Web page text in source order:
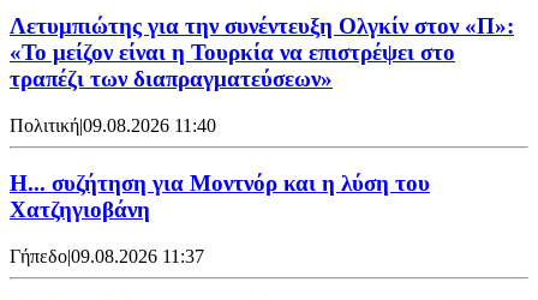
Λετυμπιώτης για την συνέντευξη Ολγκίν στον «Π»:
«Το μείζον είναι η Τουρκία να επιστρέψει στο
τραπέζι των διαπραγματεύσεων»
Πολιτική|09.08.2026 11:40
Η... συζήτηση για Μοντνόρ και η λύση του
Χατζηγιοβάνη
Γήπεδο|09.08.2026 11:37